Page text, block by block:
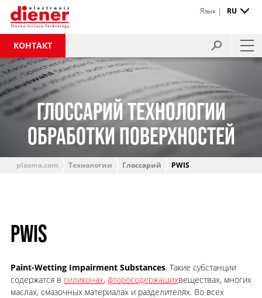
КОНТАКТ
Язык | RU
ГЛОССАРИЙ ТЕХНОЛОГИИ
ОБРАБОТКИ ПОВЕРХНОСТЕЙ
plasma.com Технологии Глоссарий PWIS
PWIS
Paint-Wetting Impairment Substances. Такие субстанции
содержатся в силиконах, фторосодержащихвеществах, многих
маслах, смазочных материалах и разделителях. Во всех